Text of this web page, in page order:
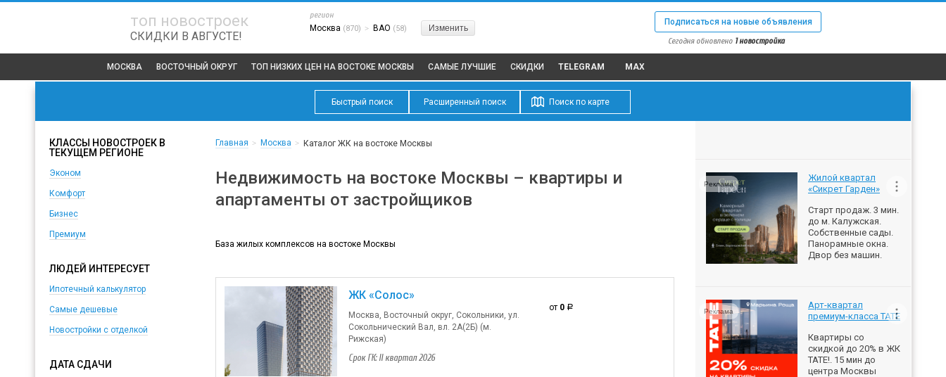
топ новостроек
СКИДКИ В АВГУСТЕ!
регион
Москва (870) > ВАО (58) Изменить
Подписаться на новые объявления
Сегодня обновлено 1 новостройка
МОСКВА ВОСТОЧНЫЙ ОКРУГ ТОП НИЗКИХ ЦЕН НА ВОСТОКЕ МОСКВЫ САМЫЕ ЛУЧШИЕ СКИДКИ TELEGRAM MAX
КЛАССЫ НОВОСТРОЕК В
ТЕКУЩЕМ РЕГИОНЕ
Эконом
Комфорт
Бизнес
Премиум
ЛЮДЕЙ ИНТЕРЕСУЕТ
Ипотечный калькулятор
Самые дешевые
Новостройки с отделкой
ДАТА СДАЧИ
Быстрый поиск Расширенный поиск Поиск по карте
Главная > Москва > Каталог ЖК на востоке Москвы
Недвижимость на востоке Москвы – квартиры и
апартаменты от застройщиков
База жилых комплексов на востоке Москвы
ЖК «Солос»
Москва, Восточный округ, Сокольники, ул.
Сокольнический Вал, вл. 2А(2Б) (м.
Рижская)
Срок ГК: II квартал 2026
от 0 a
Жилой квартал
«Сикрет Гарден»
Старт продаж. 3 мин.
до м. Калужская.
Собственные сады.
Панорамные окна.
Двор без машин.
Реклама
Арт-квартал
премиум-класса ТАТЕ
Квартиры со
скидкой до 20% в ЖК
ТАТЕ!. 15 мин до
центра Москвы
Реклама